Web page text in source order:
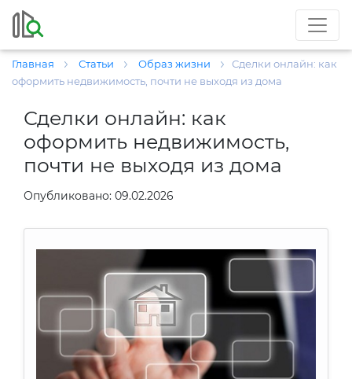
Главная Статьи Образ жизни
Сделки онлайн: как
оформить недвижимость, почти не выходя из дома
Сделки онлайн: как
оформить недвижимость,
почти не выходя из дома
Опубликовано: 09.02.2026